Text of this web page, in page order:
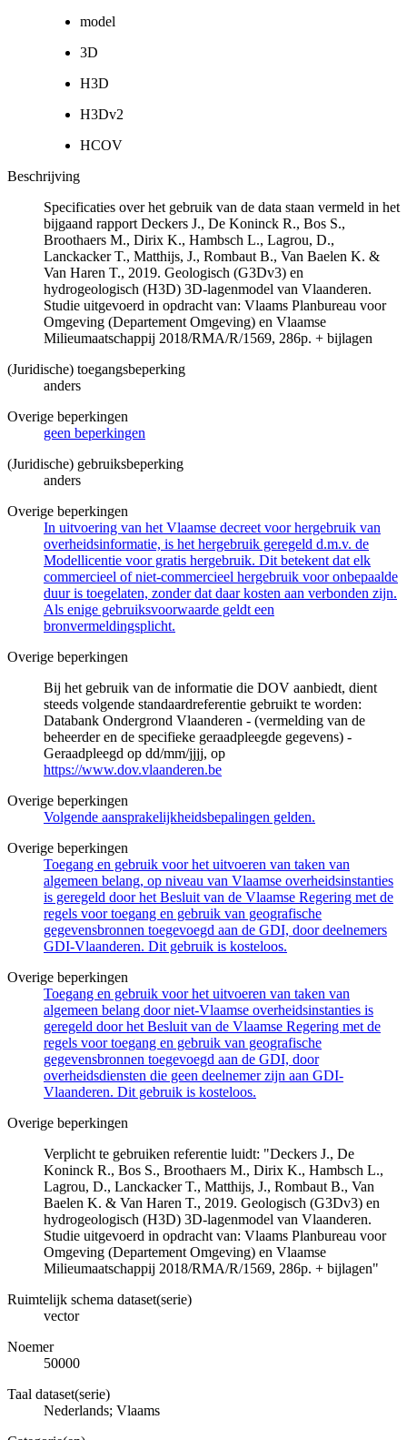
model
3D
H3D
H3Dv2
HCOV
Beschrijving
Specificaties over het gebruik van de data staan vermeld in het
bijgaand rapport Deckers J., De Koninck R., Bos S.,
Broothaers M., Dirix K., Hambsch L., Lagrou, D.,
Lanckacker T., Matthijs, J., Rombaut B., Van Baelen K. &
Van Haren T., 2019. Geologisch (G3Dv3) en
hydrogeologisch (H3D) 3D-lagenmodel van Vlaanderen.
Studie uitgevoerd in opdracht van: Vlaams Planbureau voor
Omgeving (Departement Omgeving) en Vlaamse
Milieumaatschappij 2018/RMA/R/1569, 286p. + bijlagen
(Juridische) toegangsbeperking
anders
Overige beperkingen
geen beperkingen
(Juridische) gebruiksbeperking
anders
Overige beperkingen
In uitvoering van het Vlaamse decreet voor hergebruik van
overheidsinformatie, is het hergebruik geregeld d.m.v. de
Modellicentie voor gratis hergebruik. Dit betekent dat elk
commercieel of niet-commercieel hergebruik voor onbepaalde
duur is toegelaten, zonder dat daar kosten aan verbonden zijn.
Als enige gebruiksvoorwaarde geldt een
bronvermeldingsplicht.
Overige beperkingen
Bij het gebruik van de informatie die DOV aanbiedt, dient
steeds volgende standaardreferentie gebruikt te worden:
Databank Ondergrond Vlaanderen - (vermelding van de
beheerder en de specifieke geraadpleegde gegevens) -
Geraadpleegd op dd/mm/jjjj, op
https://www.dov.vlaanderen.be
Overige beperkingen
Volgende aansprakelijkheidsbepalingen gelden.
Overige beperkingen
Toegang en gebruik voor het uitvoeren van taken van
algemeen belang, op niveau van Vlaamse overheidsinstanties
is geregeld door het Besluit van de Vlaamse Regering met de
regels voor toegang en gebruik van geografische
gegevensbronnen toegevoegd aan de GDI, door deelnemers
GDI-Vlaanderen. Dit gebruik is kosteloos.
Overige beperkingen
Toegang en gebruik voor het uitvoeren van taken van
algemeen belang door niet-Vlaamse overheidsinstanties is
geregeld door het Besluit van de Vlaamse Regering met de
regels voor toegang en gebruik van geografische
gegevensbronnen toegevoegd aan de GDI, door
overheidsdiensten die geen deelnemer zijn aan GDI-
Vlaanderen. Dit gebruik is kosteloos.
Overige beperkingen
Verplicht te gebruiken referentie luidt: "Deckers J., De
Koninck R., Bos S., Broothaers M., Dirix K., Hambsch L.,
Lagrou, D., Lanckacker T., Matthijs, J., Rombaut B., Van
Baelen K. & Van Haren T., 2019. Geologisch (G3Dv3) en
hydrogeologisch (H3D) 3D-lagenmodel van Vlaanderen.
Studie uitgevoerd in opdracht van: Vlaams Planbureau voor
Omgeving (Departement Omgeving) en Vlaamse
Milieumaatschappij 2018/RMA/R/1569, 286p. + bijlagen"
Ruimtelijk schema dataset(serie)
vector
Noemer
50000
Taal dataset(serie)
Nederlands; Vlaams